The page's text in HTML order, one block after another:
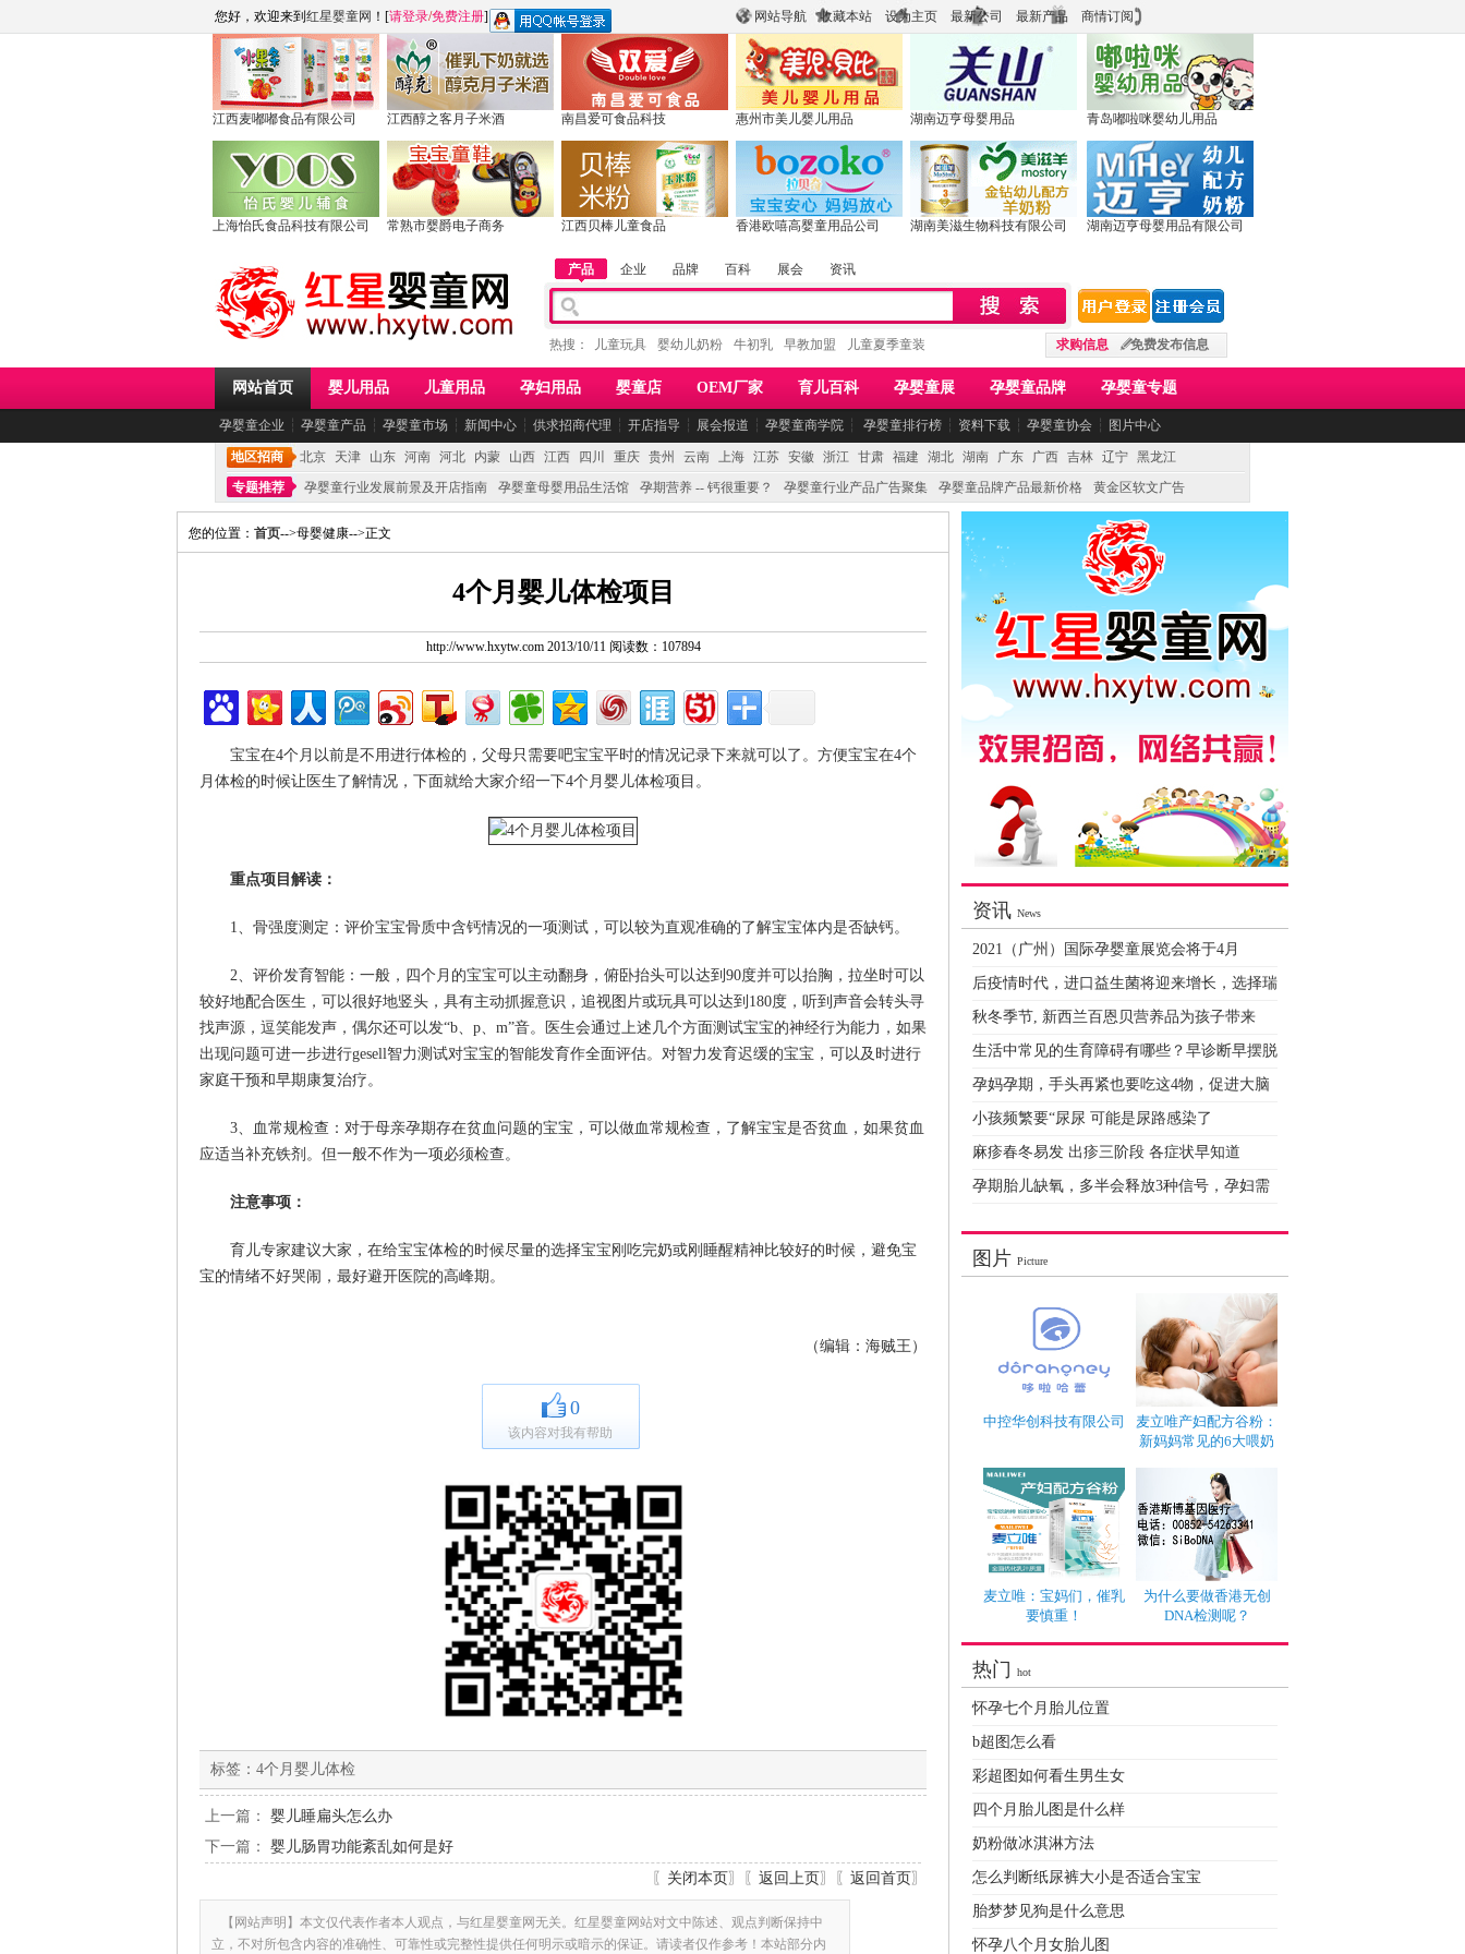
网站导航 收藏本站 设为主页 最新公司 最新产品 商情订阅
您好，欢迎来到 红星婴童网 ！[请登录/免费注册]
江西麦嘟嘟食品有限公司 江西醇之客月子米酒 南昌爱可食品科技 惠州市美儿婴儿用品 湖南迈亨母婴用品 青岛嘟啦咪婴幼儿用品
上海怡氏食品科技有限公司 常熟市婴爵电子商务 江西贝棒儿童食品 香港欧嘻高婴童用品公司 湖南美滋生物科技有限公司 湖南迈亨母婴用品有限公司
产品 企业 品牌 百科 展会 资讯
求购信息 免费发布信息
热搜： 儿童玩具 婴幼儿奶粉 牛初乳 早教加盟 儿童夏季童装
网站首页 婴儿用品 儿童用品 孕妇用品 婴童店 OEM厂家 育儿百科 孕婴童展 孕婴童品牌 孕婴童专题
孕婴童企业 ┆ 孕婴童产品 ┆ 孕婴童市场 ┆ 新闻中心 ┆ 供求招商代理 ┆ 开店指导 ┆ 展会报道 ┆ 孕婴童商学院 ┆ 孕婴童排行榜 ┆ 资料下载 ┆ 孕婴童协会 ┆ 图片中心
地区招商 北京 天津 山东 河南 河北 内蒙 山西 江西 四川 重庆 贵州 云南 上海 江苏 安徽 浙江 甘肃 福建 湖北 湖南 广东 广西 吉林 辽宁 黑龙江
专题推荐
孕婴童行业发展前景及开店指南 孕婴童母婴用品生活馆 孕期营养 -- 钙很重要？ 孕婴童行业产品广告聚集 孕婴童品牌产品最新价格 黄金区软文广告
您的位置： 首页-->母婴健康-->正文
4个月婴儿体检项目
http://www.hxytw.com 2013/10/11 阅读数：107894
宝宝在4个月以前是不用进行体检的，父母只需要吧宝宝平时的情况记录下来就可以了。方便宝宝在4个
月体检的时候让医生了解情况，下面就给大家介绍一下4个月婴儿体检项目。
重点项目解读：
1、骨强度测定：评价宝宝骨质中含钙情况的一项测试，可以较为直观准确的了解宝宝体内是否缺钙。
2、评价发育智能：一般，四个月的宝宝可以主动翻身，俯卧抬头可以达到90度并可以抬胸，拉坐时可以
较好地配合医生，可以很好地竖头，具有主动抓握意识，追视图片或玩具可以达到180度，听到声音会转头寻
找声源，逗笑能发声，偶尔还可以发“b、p、m”音。医生会通过上述几个方面测试宝宝的神经行为能力，如果
出现问题可进一步进行gesell智力测试对宝宝的智能发育作全面评估。对智力发育迟缓的宝宝，可以及时进行
家庭干预和早期康复治疗。
3、血常规检查：对于母亲孕期存在贫血问题的宝宝，可以做血常规检查，了解宝宝是否贫血，如果贫血
应适当补充铁剂。但一般不作为一项必须检查。
注意事项：
育儿专家建议大家，在给宝宝体检的时候尽量的选择宝宝刚吃完奶或刚睡醒精神比较好的时候，避免宝
宝的情绪不好哭闹，最好避开医院的高峰期。
（编辑：海贼王）
0
该内容对我有帮助
标签： 4个月婴儿体检
上一篇： 婴儿睡扁头怎么办
下一篇： 婴儿肠胃功能紊乱如何是好
〖 关闭本页〗〖 返回上页〗〖 返回首页〗
【网站声明】本文仅代表作者本人观点，与红星婴童网无关。红星婴童网站对文中陈述、观点判断保持中
立，不对所包含内容的准确性、可靠性或完整性提供任何明示或暗示的保证。请读者仅作参考！本站部分内
资讯 News
2021（广州）国际孕婴童展览会将于4月
后疫情时代，进口益生菌将迎来增长，选择瑞
秋冬季节, 新西兰百恩贝营养品为孩子带来
生活中常见的生育障碍有哪些？早诊断早摆脱
孕妈孕期，手头再紧也要吃这4物，促进大脑
小孩频繁要“尿尿 可能是尿路感染了
麻疹春冬易发 出疹三阶段 各症状早知道
孕期胎儿缺氧，多半会释放3种信号，孕妇需
图片 Picture
中控华创科技有限公司
麦立唯产妇配方谷粉：
新妈妈常见的6大喂奶
麦立唯：宝妈们，催乳
要慎重！
为什么要做香港无创
DNA检测呢？
热门 hot
怀孕七个月胎儿位置
b超图怎么看
彩超图如何看生男生女
四个月胎儿图是什么样
奶粉做冰淇淋方法
怎么判断纸尿裤大小是否适合宝宝
胎梦梦见狗是什么意思
怀孕八个月女胎儿图